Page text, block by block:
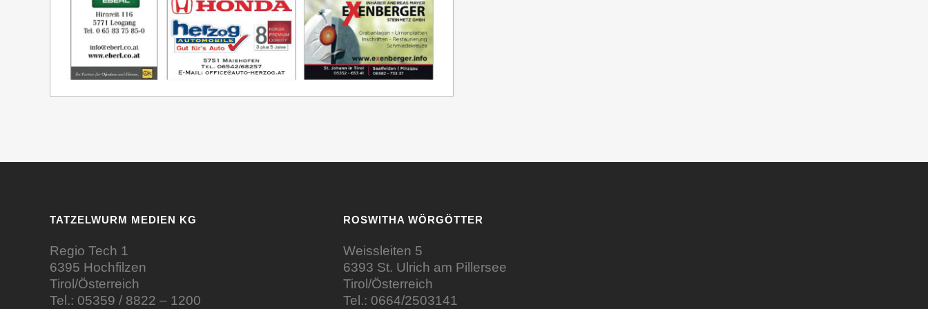
TATZELWURM MEDIEN KG
Regio Tech 1
6395 Hochfilzen
Tirol/Österreich
Tel.: 05359 / 8822 – 1200
ROSWITHA WÖRGÖTTER
Weissleiten 5
6393 St. Ulrich am Pillersee
Tirol/Österreich
Tel.: 0664/2503141